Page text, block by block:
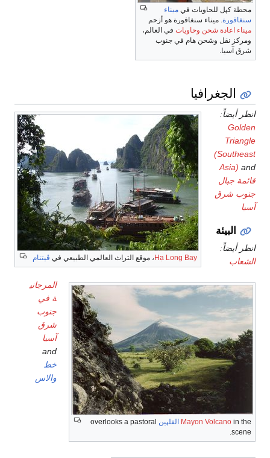
محطة كپل للحاويات في ميناء
سنغافورة . ميناء سنغافورة هو أزحم
ميناء اعادة شحن وحاويات في العالم،
ومركز نقل وشحن هام في جنوب
شرق آسيا.
الجغرافيا
Hạ Long Bay ، موقع التراث العالمي الطبيعي في ڤيتنام
Mayon Volcano in the الفلپين overlooks a pastoral
scene.
انظر أيضاً:
Golden
Triangle
(Southeast
Asia) and
قائمة جبال
جنوب شرق
آسيا
البيئة
انظر أيضاً:
الشعاب
المرجاني
ة في
جنوب
شرق
آسيا
and
خط
والاس